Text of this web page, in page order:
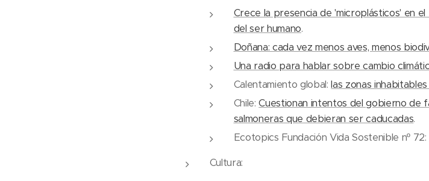
Crece la presencia de 'microplásticos' en
del ser humano.
Doñana: cada vez menos aves, menos
Una radio para hablar sobre cambio
Calentamiento global:las zonas
Chile:Cuestionan intentos del gobierno de
salmoneras que debieran ser caducadas.
Ecotopics Fundación Vida Sostenible nº 72:
Cultura: